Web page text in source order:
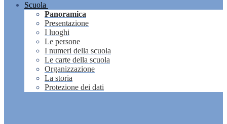
Scuola
Panoramica
Presentazione
I luoghi
Le persone
I numeri della scuola
Le carte della scuola
Organizzazione
La storia
Protezione dei dati